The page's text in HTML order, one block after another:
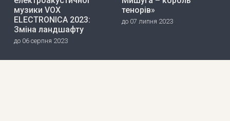
музики VOX
ELECTRONICA 2023:
Зміна ландшафту
до 06 серпня 2023
тенорів»
до 07 липня 2023